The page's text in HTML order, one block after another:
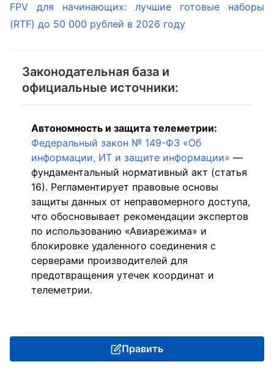
FPV для начинающих: лучшие готовые наборы
(RTF) до 50 000 рублей в 2026 году
Законодательная база и
официальные источники:
Автономность и защита телеметрии:
Федеральный закон № 149-ФЗ «Об
информации, ИТ и защите информации» —
фундаментальный нормативный акт (статья
16). Регламентирует правовые основы
защиты данных от неправомерного доступа,
что обосновывает рекомендации экспертов
по использованию «Авиарежима» и
блокировке удаленного соединения с
серверами производителей для
предотвращения утечек координат и
телеметрии.
Править